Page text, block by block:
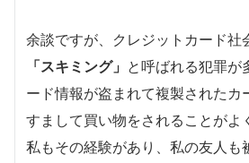
余談ですが、クレジットカード社
「スキミング」 と呼ばれる犯罪が
ード情報が盗まれて複製されたカ
すまして買い物をされることがよ
私もその経験があり、私の友人も